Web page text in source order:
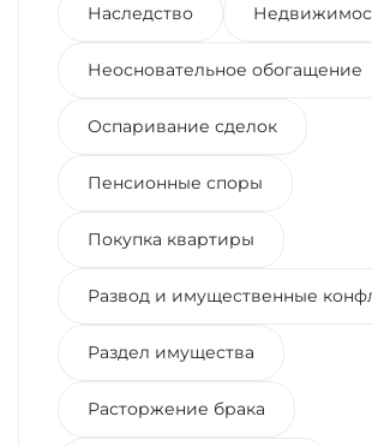
Наследство
Неосновательное обогащение
Оспаривание сделок
Пенсионные споры
Покупка квартиры
Развод и имущественные
Раздел имущества
Расторжение брака